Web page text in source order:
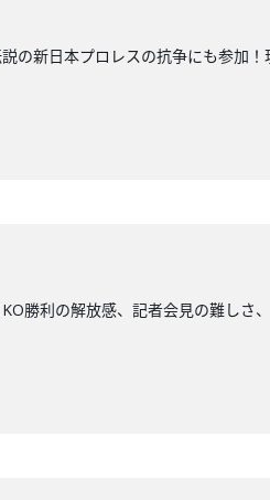
の新日本プロレスの抗争にも参加
勝利の解放感、記者会見の難しさ